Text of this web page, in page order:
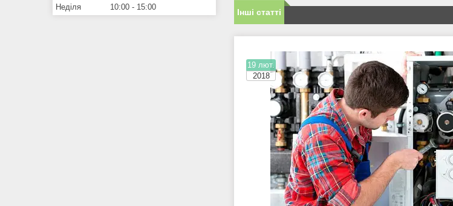
Інші статті
19 лют.
2018
Неділя
10:00 15:00